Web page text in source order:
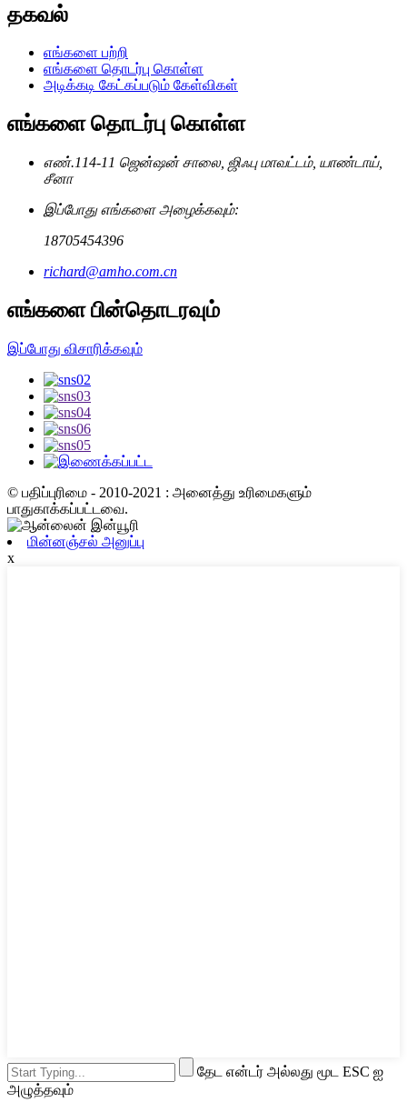
தகவல்
எங்களை பற்றி
எங்களை தொடர்பு கொள்ள
அடிக்கடி கேட்கப்படும் கேள்விகள்
எங்களை தொடர்பு கொள்ள
எண்.114-11 ஜென்ஷன் சாலை, ஜிஃபு மாவட்டம், யாண்டாய்,
சீனா
இப்போது எங்களை அழைக்கவும்:
18705454396
richard@amho.com.cn
எங்களை பின்தொடரவும்
இப்போது விசாரிக்கவும்
© பதிப்புரிமை - 2010-2021 : அனைத்து உரிமைகளும்
பாதுகாக்கப்பட்டவை.
மின்னஞ்சல் அனுப்பு
x
தேட என்டர் அல்லது மூட ESC ஐ
அழுத்தவும்